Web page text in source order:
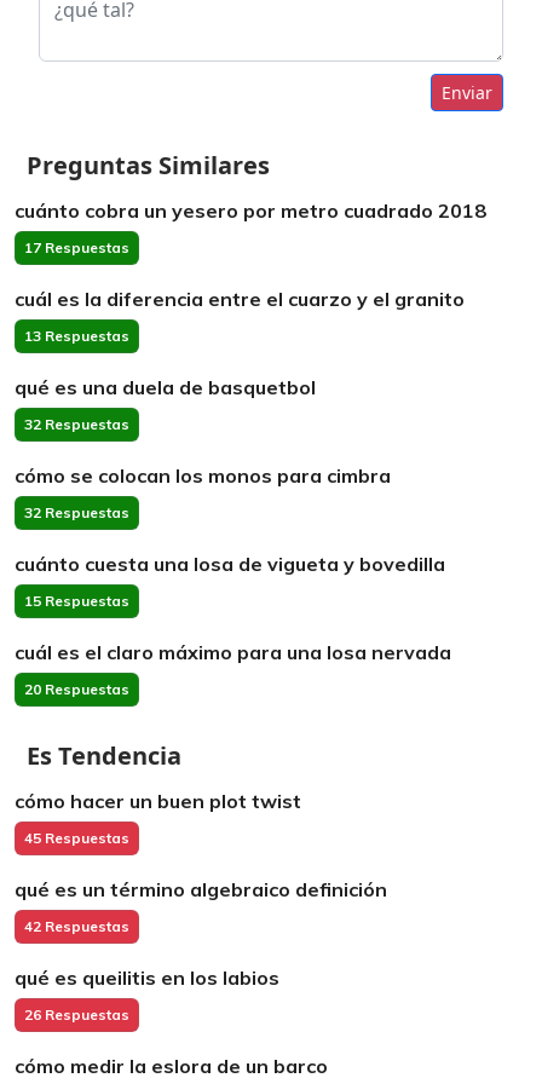
Enviar
Preguntas Similares
cuánto cobra un yesero por metro cuadrado 2018
17 Respuestas
cuál es la diferencia entre el cuarzo y el granito
13 Respuestas
qué es una duela de basquetbol
32 Respuestas
cómo se colocan los monos para cimbra
32 Respuestas
cuánto cuesta una losa de vigueta y bovedilla
15 Respuestas
cuál es el claro máximo para una losa nervada
20 Respuestas
Es Tendencia
cómo hacer un buen plot twist
45 Respuestas
qué es un término algebraico definición
42 Respuestas
qué es queilitis en los labios
26 Respuestas
cómo medir la eslora de un barco